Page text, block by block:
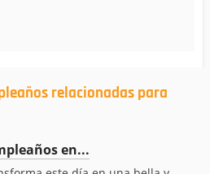
relacionadas para
en...